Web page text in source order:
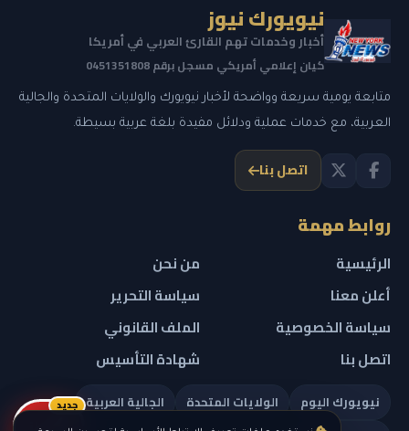
نيويورك نيوز
أخبار وخدمات تهم القارئ العربي في أمريكا
كيان إعلامي أمريكي مسجل برقم 0451351808
متابعة يومية سريعة وواضحة لأخبار نيويورك والولايات المتحدة والجالية
العربية، مع خدمات عملية ودلائل مفيدة بلغة عربية بسيطة.
اتصل بنا
روابط مهمة
الرئيسية
من نحن
أعلن معنا
سياسة التحرير
سياسة الخصوصية
الملف القانوني
اتصل بنا
شهادة التأسيس
نيويورك اليوم الولايات المتحدة
الجالية العربية جديد